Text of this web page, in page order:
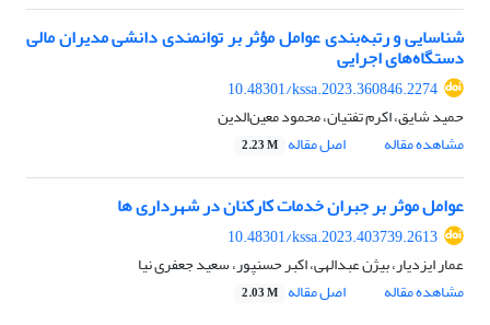
شناسایی و رتبه‌بندی عوامل مؤثر بر توانمندی دانشی مدیران مالی
دستگاه‌های اجرایی
10.48301/kssa.2023.360846.2274
حمید شایق، اکرم تفتیان، محمود معین‌الدین
مشاهده مقاله
اصل مقاله 2.23 M
عوامل موثر بر جبران خدمات کارکنان در شهرداری ها
10.48301/kssa.2023.403739.2613
عمار ایزدیار، بیژن عبدالهی، اکبر حسنپور، سعید جعفری نیا
مشاهده مقاله
اصل مقاله 2.03 M